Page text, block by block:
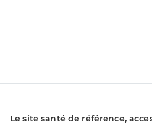
Le site santé de référence,